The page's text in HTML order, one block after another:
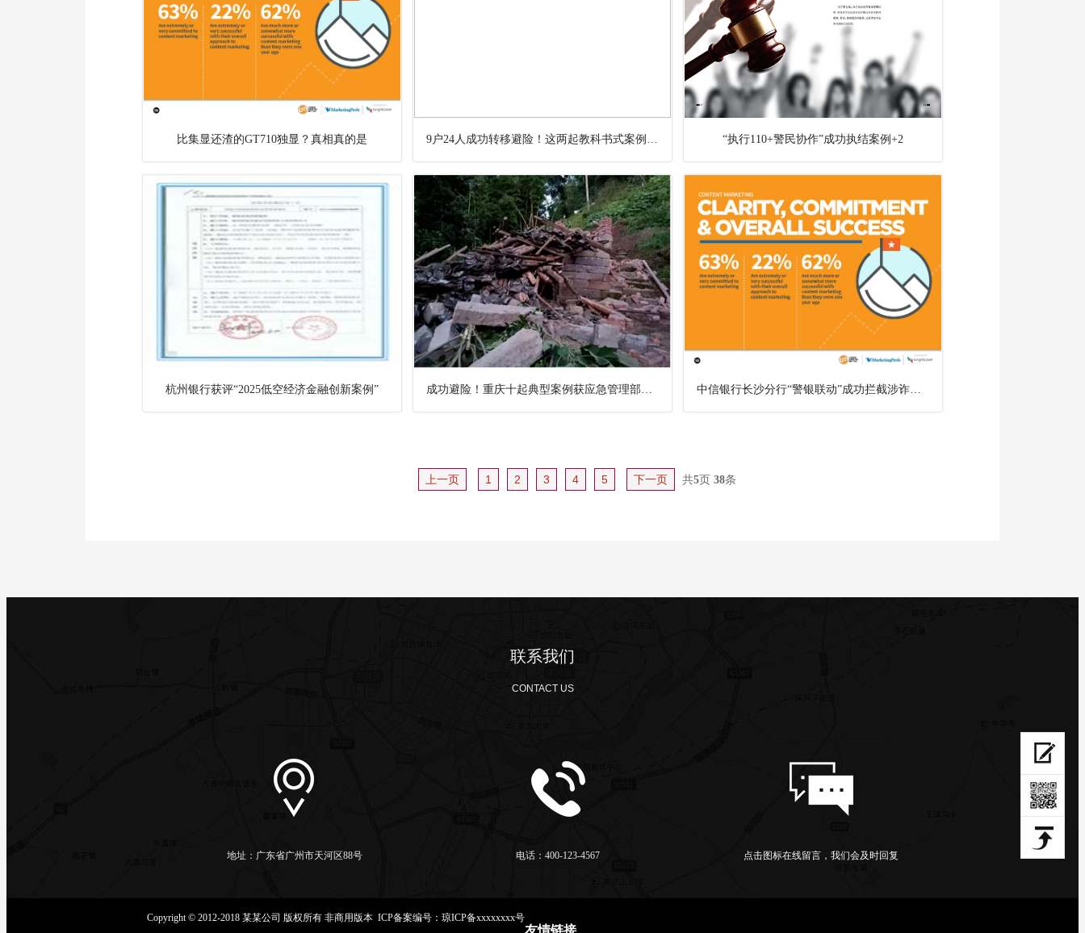
比集显还渣的GT710独显？真相真的是 9户24人成功转移避险！这两起教科书式案例获通报表扬 “执行110+警民协作”成功执结案例+2
杭州银行获评“2025低空经济金融创新案例” 成功避险！重庆十起典型案例获应急管理部通报表扬！ 中信银行长沙分行“警银联动”成功拦截涉诈资金 筑牢金融安全防线
上一页 1 2 3 4 5 下一页 共5页 38条
联系我们
CONTACT US
地址：广东省广州市天河区88号 电话：400-123-4567 点击图标在线留言，我们会及时回复
Copyright © 2012-2018 某某公司 版权所有 非商用版本 ICP备案编号： 琼ICP备xxxxxxxx号
友情链接